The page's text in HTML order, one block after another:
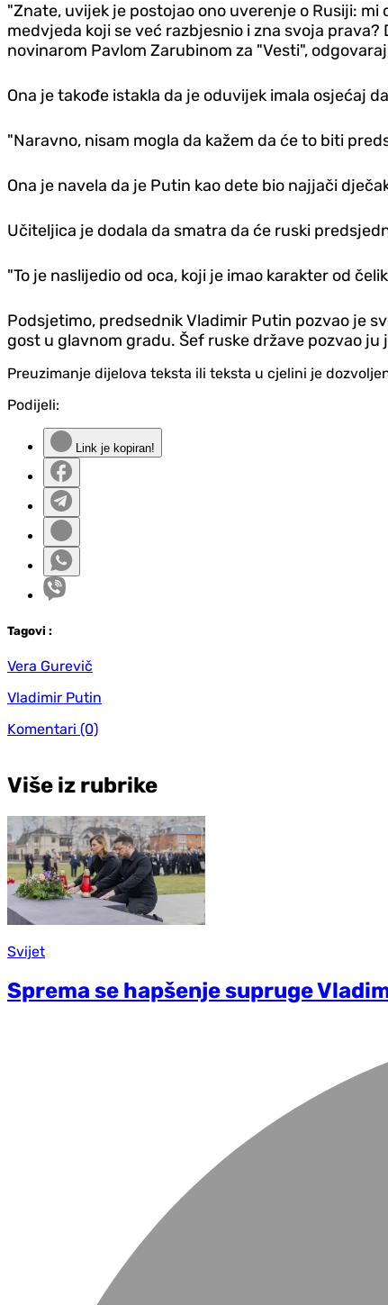
"Znate, uvijek je postojao ono uverenje o Rusiji:
medvjeda koji se već razbjesnio i zna svoja
novinarom Pavlom Zarubinom za "Vesti",
Ona je takođe istakla da je oduvijek imala osjećaj
"Naravno, nisam mogla da kažem da će to biti
Ona je navela da je Putin kao dete bio najjači
Učiteljica je dodala da smatra da će ruski
"To je naslijedio od oca, koji je imao karakter od
Podsjetimo, predsednik Vladimir Putin pozvao je
gost u glavnom gradu. Šef ruske države pozvao ju
Preuzimanje dijelova teksta ili teksta u cjelini je
Podijeli:
Link je kopiran!
Tagovi :
Vera Gurevič
Vladimir Putin
Komentari (0)
Više iz rubrike
Svijet
Sprema se hapšenje supruge